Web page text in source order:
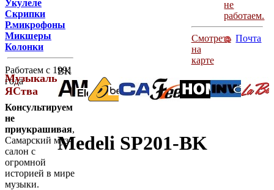
Укулеле
Скрипки
Р.микрофоны
Микшеры
Колонки
Работаем с 1991
года
не
работаем.
Смотреть
на
карте
Почта
Музыкальные
ЯСтва
Консультируем
не
приукрашивая,
Самарский муз-
салон с
огромной
историей в мире
музыки.
BK
Medeli SP201-BK